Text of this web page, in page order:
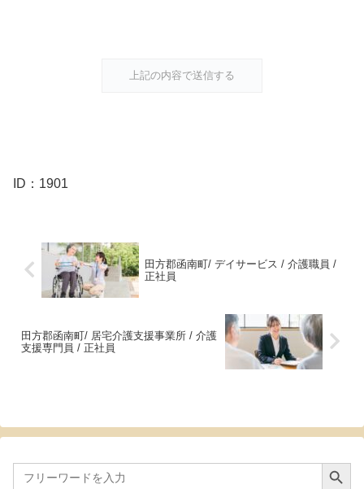
ID：1901
田方郡函南町/ デイサービス / 介護職員 /
正社員
田方郡函南町/ 居宅介護支援事業所 / 介護
支援専門員 / 正社員
Search
for:
Search Button